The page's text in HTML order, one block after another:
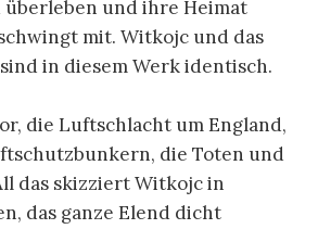
und ihre Heimat
mit. Witkojc und das
in diesem Werk identisch.
die Luftschlacht um England,
die Toten und
das skizziert Witkojc in
das ganze Elend dicht